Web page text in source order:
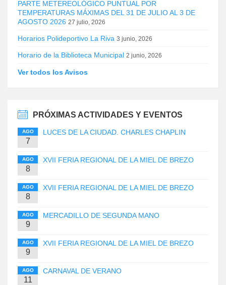
PARTE METEREOLÓGICO PUNTUAL POR
TEMPERATURAS MÁXIMAS DEL 31 DE JULIO AL 3 DE
AGOSTO 2026 27 julio, 2026
Horarios Polideportivo La Riva 3 junio, 2026
Horario de la Biblioteca Municipal 2 junio, 2026
Ver todos los Avisos
PRÓXIMAS ACTIVIDADES Y EVENTOS
AGO
7
LUCES DE LA CIUDAD. CHARLES CHAPLIN
AGO
8
XVII FERIA REGIONAL DE LA MIEL DE BREZO
AGO
8
XVII FERIA REGIONAL DE LA MIEL DE BREZO
AGO
9
MERCADILLO DE SEGUNDA MANO
AGO
9
XVII FERIA REGIONAL DE LA MIEL DE BREZO
AGO
11
CARNAVAL DE VERANO